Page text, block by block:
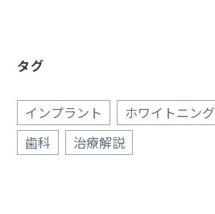
タグ
インプラント ホワイトニング
歯科
治療解説